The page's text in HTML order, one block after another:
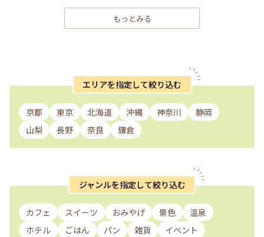
もっとみる
エリアを指定して絞り込む
京都 東京 北海道 沖縄 神奈川
静岡
山梨
長野 奈良 鎌倉
ジャンルを指定して絞り込む
カフェ スイーツ おみやげ 景色
温泉
ホテル
ごはん パン 雑貨 イベント